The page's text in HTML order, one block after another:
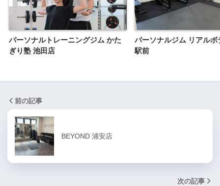
パーソナルトレーニングジム かた
ぎり塾 池田店
パーソナルジム リアルボ
駅前
前の記事
BEYOND 浦安店
次の記事